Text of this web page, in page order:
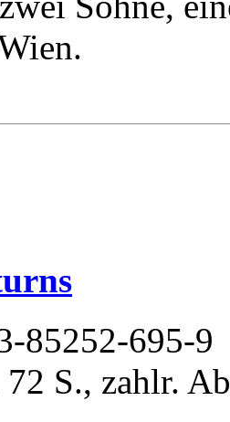
85252-695-9
S., zahlr.